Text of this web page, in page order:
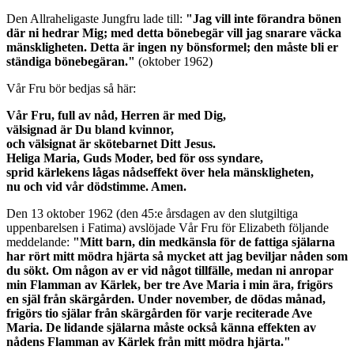
Den Allraheligaste Jungfru lade till: "Jag vill inte förandra bönen
där ni hedrar Mig; med detta bönebegär vill jag snarare väcka
mänskligheten. Detta är ingen ny bönsformel; den måste bli er
ständiga bönebegäran." (oktober 1962)
Vår Fru bör bedjas så här:
Vår Fru, full av nåd, Herren är med Dig,
välsignad är Du bland kvinnor,
och välsignat är skötebarnet Ditt Jesus.
Heliga Maria, Guds Moder, bed för oss syndare,
sprid kärlekens lågas nådseffekt över hela mänskligheten,
nu och vid vår dödstimme. Amen.
Den 13 oktober 1962 (den 45:e årsdagen av den slutgiltiga
uppenbarelsen i Fatima) avslöjade Vår Fru för Elizabeth följande
meddelande: "Mitt barn, din medkänsla för de fattiga själarna
har rört mitt mödra hjärta så mycket att jag beviljar nåden som
du sökt. Om någon av er vid något tillfälle, medan ni anropar
min Flamman av Kärlek, ber tre Ave Maria i min ära, frigörs
en själ från skärgården. Under november, de dödas månad,
frigörs tio själar från skärgården för varje reciterade Ave
Maria. De lidande själarna måste också känna effekten av
nådens Flamman av Kärlek från mitt mödra hjärta."